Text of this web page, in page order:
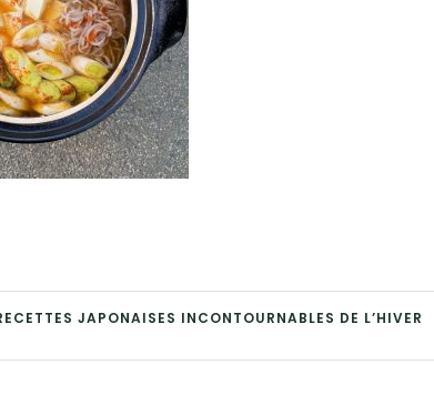
JAPONAISES INCONTOURNABLES DE L’HIVER